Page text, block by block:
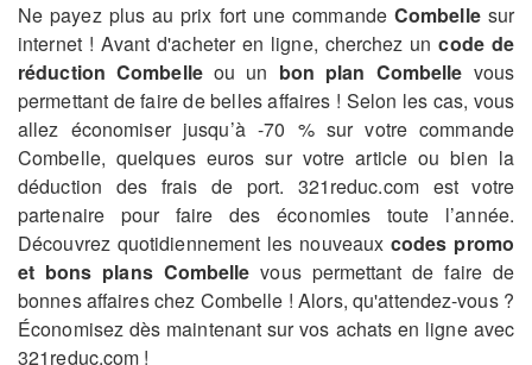
Ne payez plus au prix fort une commande Combellesur
internet ! Avant d'acheter en ligne, cherchez uncode de
réduction Combelleou un bon plan Combelle vous
permettant de faire de belles affaires ! Selon les cas, vous
allez économiser jusqu’à -70 % sur votre commande
Combelle, quelques euros sur votre article ou bien la
déduction des frais de port. 321reduc.com est votre
partenaire pour faire des économies toute l’année.
Découvrez quotidiennement les nouveauxcodes promo
et bons plans Combelle vous permettant de faire de
bonnes affaires chez Combelle ! Alors, qu'attendez-vous ?
Économisez dès maintenant sur vos achats en ligne avec
321reduc.com !